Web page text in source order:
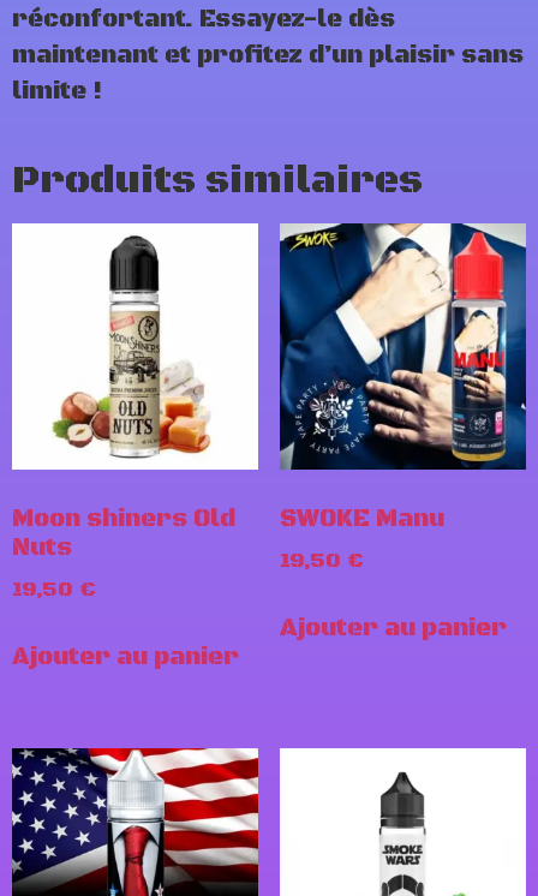
réconfortant. Essayez-le dès
maintenant et profitez d’un plaisir sans
limite !
Produits similaires
Moon shiners Old
Nuts
19,50 €
Ajouter au panier
SWOKE Manu
19,50 €
Ajouter au panier